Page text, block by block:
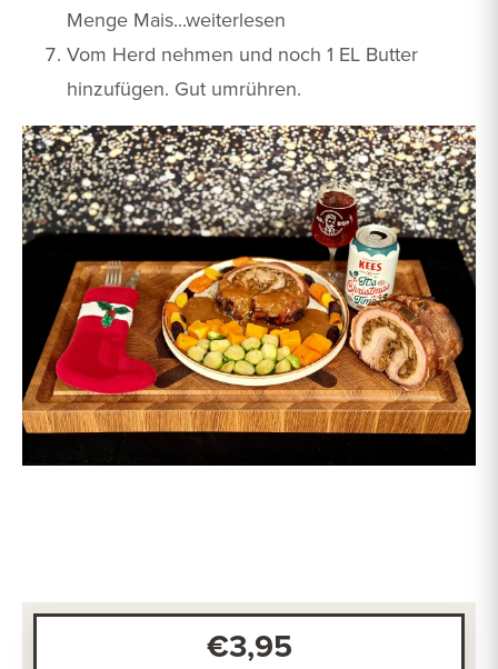
Menge Mais...weiterlesen
Vom Herd nehmen und noch 1 EL Butter
hinzufügen. Gut umrühren.
€3,95